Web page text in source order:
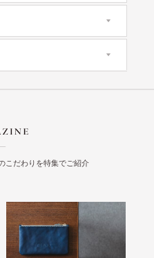
こだわりを特集でご紹介